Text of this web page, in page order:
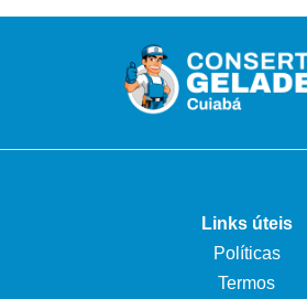
Links úteis
Políticas
Termos